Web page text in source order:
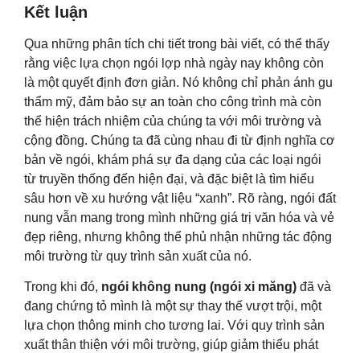
Kết luận
Qua những phân tích chi tiết trong bài viết, có thể thấy
rằng việc lựa chọn ngói lợp nhà ngày nay không còn
là một quyết định đơn giản. Nó không chỉ phản ánh gu
thẩm mỹ, đảm bảo sự an toàn cho công trình mà còn
thể hiện trách nhiệm của chúng ta với môi trường và
cộng đồng. Chúng ta đã cùng nhau đi từ định nghĩa cơ
bản về ngói, khám phá sự đa dạng của các loại ngói
từ truyền thống đến hiện đại, và đặc biệt là tìm hiểu
sâu hơn về xu hướng vật liệu “xanh”. Rõ ràng, ngói đất
nung vẫn mang trong mình những giá trị văn hóa và vẻ
đẹp riêng, nhưng không thể phủ nhận những tác động
môi trường từ quy trình sản xuất của nó.
Trong khi đó, ngói không nung (ngói xi măng) đã và
đang chứng tỏ mình là một sự thay thế vượt trội, một
lựa chọn thông minh cho tương lai. Với quy trình sản
xuất thân thiện với môi trường, giúp giảm thiểu phát